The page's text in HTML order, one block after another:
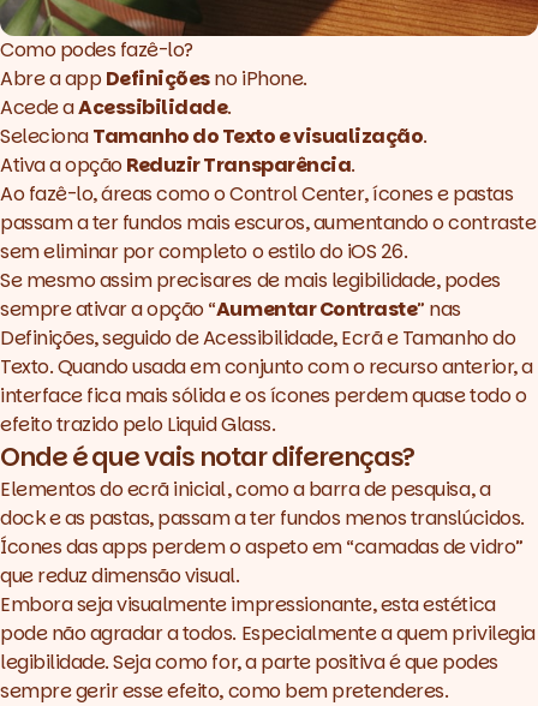
Como podes fazê-lo?
Abre a appDefiniçõesno iPhone.
Acede aAcessibilidade.
SelecionaTamanho do Texto e visualização.
Ativa a opçãoReduzir Transparência.
Ao fazê-lo, áreas como oControl Center, ícones e pastas
passam a ter fundos mais escuros, aumentando o contraste
sem eliminar por completo o estilo do iOS 26.
Se mesmo assim precisares de mais legibilidade, podes
sempre ativar a opção “Aumentar Contraste” nas
Definições, seguido de Acessibilidade, Ecrã e Tamanho do
Texto. Quando usada em conjunto com o recurso anterior, a
interface fica mais sólida e os ícones perdem quase todo o
efeito trazido pelo Liquid Glass.
Onde é que vais notar diferenças?
Elementos do ecrã inicial, como a barra de pesquisa, a
docke as pastas, passam a ter fundos menos translúcidos.
Ícones dasappsperdem o aspeto em “camadas de vidro”
que reduz dimensão visual.
Embora seja visualmente impressionante, esta estética
pode não agradar a todos. Especialmente a quem privilegia
legibilidade. Seja como for, a parte positiva é que podes
sempre gerir esse efeito, como bem pretenderes.